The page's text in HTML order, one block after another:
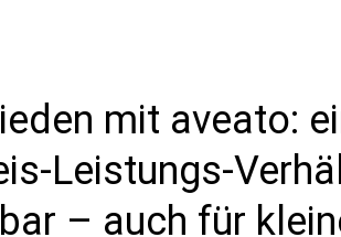
mit aveato:
Leistungs-
– auch für